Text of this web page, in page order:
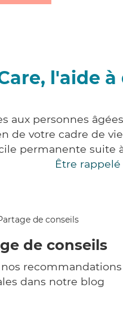
l'aide
aux personnes
de votre cadre de
permanente suite
Être
de conseils
nos recommandations
dans notre blog